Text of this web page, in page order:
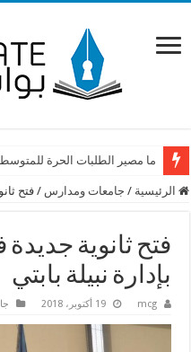
ما مصير الطلبات الحرة للمتوسطة
الرئيسية / جامعات ومدارس / فتح
فتح ثانوية
بإدارة نبيلة بابتي
mcg 19 أكتوبر، 2018